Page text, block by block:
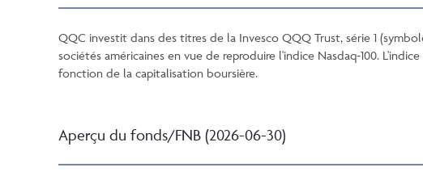
QQC investit dans des titres de la Invesco QQQ Trust, série 1
sociétés américaines en vue de reproduire l'indice Nasdaq-100.
fonction de la capitalisation boursière.
Aperçu du fonds/FNB (2026-06-30)